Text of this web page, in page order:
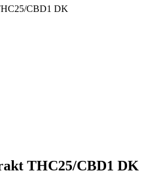
CBD1 DK
THC25/CBD1 DK